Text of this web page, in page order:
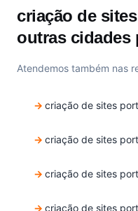
criação de
outras cidades
Atendemos também nas
criação de sites
criação de sites
criação de sites
criação de sites